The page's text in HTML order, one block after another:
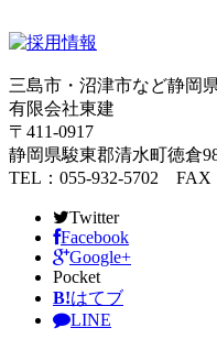
三島市・沼津市など静岡
有限会社東建
〒411-0917
静岡県駿東郡清水町徳倉
TEL：055-932-5702 FAX
Twitter
Facebook
Google+
Pocket
B!はてブ
LINE